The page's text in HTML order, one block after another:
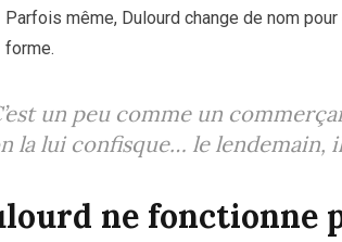
Parfois même, Dulourd change de nom
forme.
un peu comme un
la lui confisque… le lendemain,
ne fonctionne